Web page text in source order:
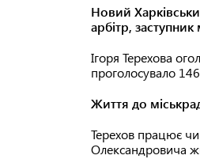
Новий
арбітр,
Ігоря Терехова
проголосувало
Життя до
Терехов працює
Олександровича